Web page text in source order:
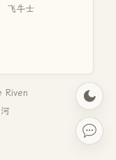
飞牛士
Riven